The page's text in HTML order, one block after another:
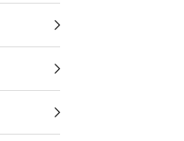
公式サイト